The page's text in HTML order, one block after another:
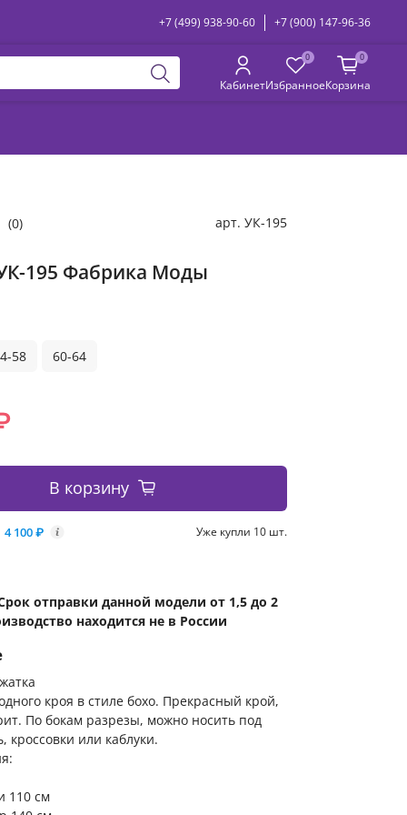
+7 (499) 938-90-60 +7 (900) 147-96-36
Кабинет
0
Избранное
0
Корзина
(0) арт. УК-195
195 Фабрика Моды
58 60-64
В корзину
4 100 ₽ i Уже купли 10 шт.
отправки данной модели от 1,5 до 2
находится не в России
кроя в стиле бохо. Прекрасный крой,
По бокам разрезы, можно носить под
кроссовки или каблуки.
110 см